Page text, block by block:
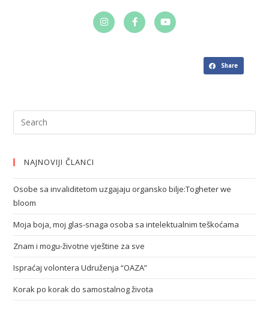
Share
NAJNOVIJI ČLANCI
Osobe sa invaliditetom uzgajaju organsko bilje:Togheter we
bloom
Moja boja, moj glas-snaga osoba sa intelektualnim teškoćama
Znam i mogu-životne vještine za sve
Ispraćaj volontera Udruženja “OAZA”
Korak po korak do samostalnog života